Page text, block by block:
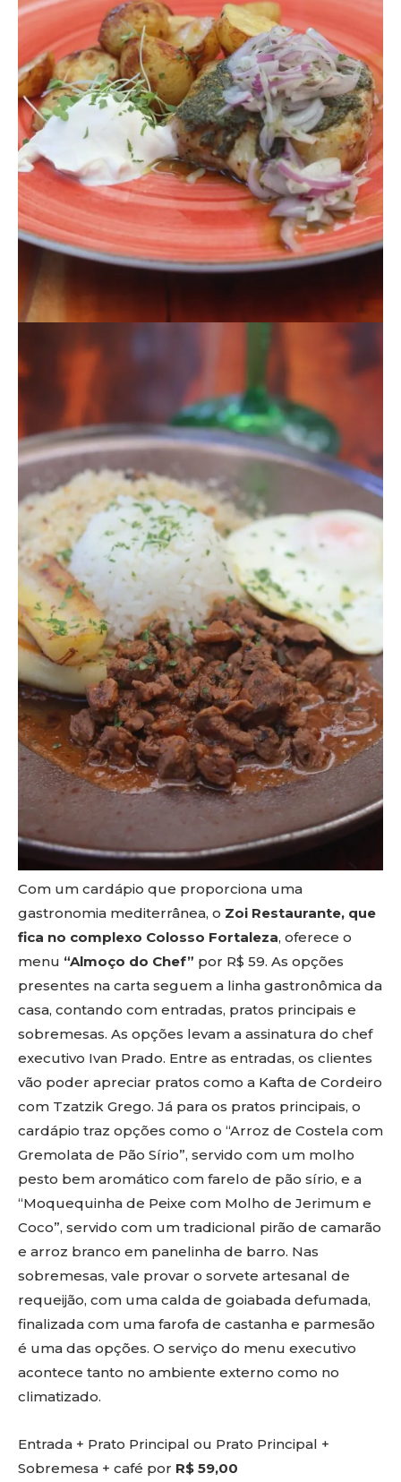
Com um cardápio que proporciona uma
gastronomia mediterrânea, o Zoi Restaurante, que
fica no complexo Colosso Fortaleza, oferece o
menu “Almoço do Chef” por R$ 59. As opções
presentes na carta seguem a linha gastronômica da
casa, contando com entradas, pratos principais e
sobremesas. As opções levam a assinatura do chef
executivo Ivan Prado. Entre as entradas, os clientes
vão poder apreciar pratos como a Kafta de Cordeiro
com Tzatzik Grego. Já para os pratos principais, o
cardápio traz opções como o “Arroz de Costela com
Gremolata de Pão Sírio”, servido com um molho
pesto bem aromático com farelo de pão sírio, e a
“Moquequinha de Peixe com Molho de Jerimum e
Coco”, servido com um tradicional pirão de camarão
e arroz branco em panelinha de barro. Nas
sobremesas, vale provar o sorvete artesanal de
requeijão, com uma calda de goiabada defumada,
finalizada com uma farofa de castanha e parmesão
é uma das opções. O serviço do menu executivo
acontece tanto no ambiente externo como no
climatizado.
Entrada + Prato Principal ou Prato Principal +
Sobremesa + café por R$ 59,00